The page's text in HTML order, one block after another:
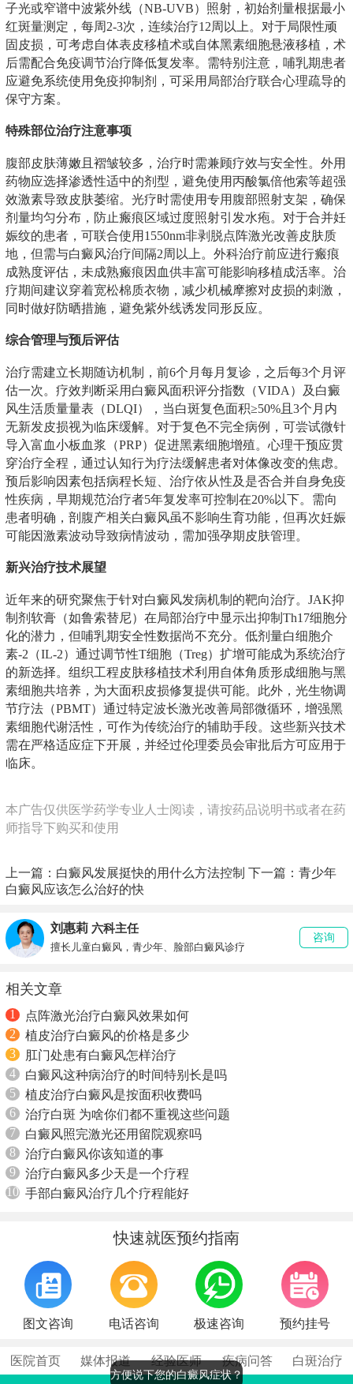
子光或窄谱中波紫外线（NB-UVB）照射，初始剂量根据最小
红斑量测定，每周2-3次，连续治疗12周以上。对于局限性顽
固皮损，可考虑自体表皮移植术或自体黑素细胞悬液移植，术
后需配合免疫调节治疗降低复发率。需特别注意，哺乳期患者
应避免系统使用免疫抑制剂，可采用局部治疗联合心理疏导的
保守方案。
特殊部位治疗注意事项
腹部皮肤薄嫩且褶皱较多，治疗时需兼顾疗效与安全性。外用
药物应选择渗透性适中的剂型，避免使用丙酸氯倍他索等超强
效激素导致皮肤萎缩。光疗时需使用专用腹部照射支架，确保
剂量均匀分布，防止瘢痕区域过度照射引发水疱。对于合并妊
娠纹的患者，可联合使用1550nm非剥脱点阵激光改善皮肤质
地，但需与白癜风治疗间隔2周以上。外科治疗前应进行瘢痕
成熟度评估，未成熟瘢痕因血供丰富可能影响移植成活率。治
疗期间建议穿着宽松棉质衣物，减少机械摩擦对皮损的刺激，
同时做好防晒措施，避免紫外线诱发同形反应。
综合管理与预后评估
治疗需建立长期随访机制，前6个月每月复诊，之后每3个月评
估一次。疗效判断采用白癜风面积评分指数（VIDA）及白癜
风生活质量量表（DLQI），当白斑复色面积≥50%且3个月内
无新发皮损视为临床缓解。对于复色不完全病例，可尝试微针
导入富血小板血浆（PRP）促进黑素细胞增殖。心理干预应贯
穿治疗全程，通过认知行为疗法缓解患者对体像改变的焦虑。
预后影响因素包括病程长短、治疗依从性及是否合并自身免疫
性疾病，早期规范治疗者5年复发率可控制在20%以下。需向
患者明确，剖腹产相关白癜风虽不影响生育功能，但再次妊娠
可能因激素波动导致病情波动，需加强孕期皮肤管理。
新兴治疗技术展望
近年来的研究聚焦于针对白癜风发病机制的靶向治疗。JAK抑
制剂软膏（如鲁索替尼）在局部治疗中显示出抑制Th17细胞分
化的潜力，但哺乳期安全性数据尚不充分。低剂量白细胞介
素-2（IL-2）通过调节性T细胞（Treg）扩增可能成为系统治疗
的新选择。组织工程皮肤移植技术利用自体角质形成细胞与黑
素细胞共培养，为大面积皮损修复提供可能。此外，光生物调
节疗法（PBMT）通过特定波长激光改善局部微循环，增强黑
素细胞代谢活性，可作为传统治疗的辅助手段。这些新兴技术
需在严格适应症下开展，并经过伦理委员会审批后方可应用于
临床。
本广告仅供医学药学专业人士阅读，请按药品说明书或者在药
师指导下购买和使用
上一篇： 白癜风发展挺快的用什么方法控制 下一篇： 青少年
白癜风应该怎么治好的快
刘惠莉 六科主任
擅长儿童白癜风，青少年、脸部白癜风诊疗
咨询
相关文章
1
点阵激光治疗白癜风效果如何
2
植皮治疗白癜风的价格是多少
3
肛门处患有白癜风怎样治疗
4
白癜风这种病治疗的时间特别长是吗
5
植皮治疗白癜风是按面积收费吗
6
治疗白斑 为啥你们都不重视这些问题
7
白癜风照完激光还用留院观察吗
8
治疗白癜风你该知道的事
9
治疗白癜风多少天是一个疗程
10 手部白癜风治疗几个疗程能好
快速就医预约指南
图文咨询 电话咨询 极速咨询 预约挂号
医院首页 媒体报道 经验医师 疾病问答 白斑治疗
方便说下您的白癜风症状？